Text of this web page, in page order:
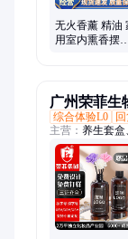
无火香薰 精油
用室内熏香摆
广州荣菲生
综合体验L0
主营： 养生套盒
蟾套、洗面奶
泥宝、洗手液
嗮霜、护手霜